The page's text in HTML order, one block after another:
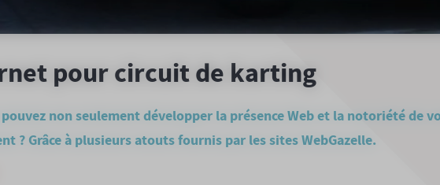
pour circuit de karting
non seulement développer la présence Web et la notoriété de
? Grâce à plusieurs atouts fournis par les sites WebGazelle.